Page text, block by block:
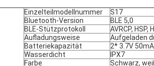
Einzelteilmodellnummer
S17
Bluetooth-Version
BLE 5,0
BLE-Stützprotokoll
AVRCP, HSP,
Aufladungsweise
Aufgeladen
Batteriekapazität
2* 3.7V
Wasserdicht
IPX7
Farbe
Schwarz,